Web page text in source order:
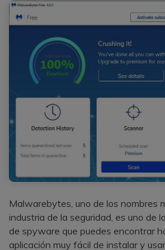
Malwarebytes, uno de los nombres
industria de la seguridad, es uno de
de spyware que puedes encontrar
aplicación muy fácil de instalar y